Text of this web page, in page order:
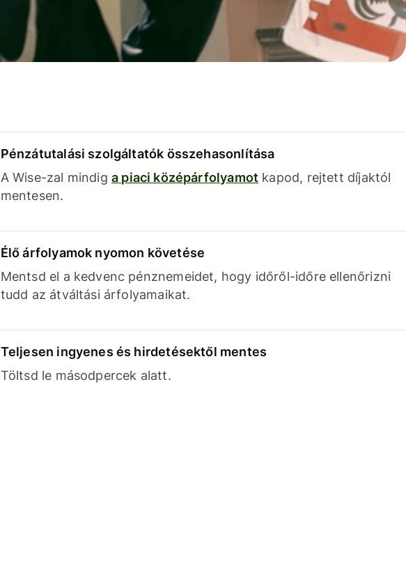
Pénzátutalási szolgáltatók összehasonlítása
A Wise-zal mindig a piaci középárfolyamot kapod, rejtett díjaktól
mentesen.
Élő árfolyamok nyomon követése
Mentsd el a kedvenc pénznemeidet, hogy időről-időre ellenőrizni
tudd az átváltási árfolyamaikat.
Teljesen ingyenes és hirdetésektől mentes
Töltsd le másodpercek alatt.